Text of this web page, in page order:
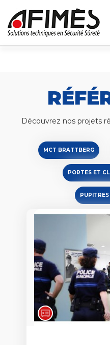
Découvrez nos projets
MCT BRATTBERG
PORTES ET